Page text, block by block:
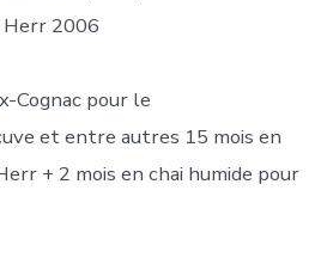
Herr 2006
Cognac pour le
et entre autres 15 mois en
+ 2 mois en chai humide pour